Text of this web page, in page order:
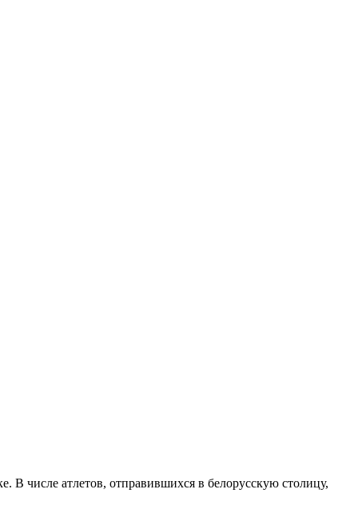
числе атлетов, отправившихся в белорусскую столицу,